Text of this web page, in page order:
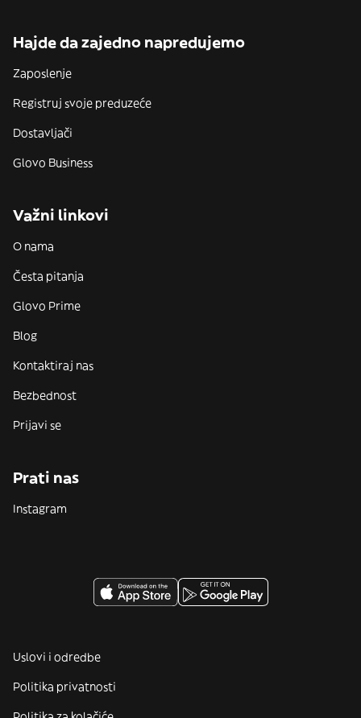
Hajde da zajedno napredujemo
Zaposlenje
Registruj svoje preduzeće
Dostavljači
Glovo Business
Važni linkovi
O nama
Česta pitanja
Glovo Prime
Blog
Kontaktiraj nas
Bezbednost
Prijavi se
Prati nas
Instagram
Uslovi i odredbe
Politika privatnosti